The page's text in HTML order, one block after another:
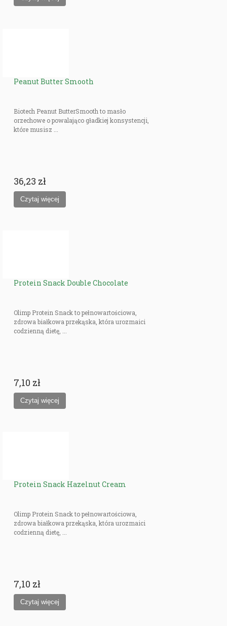
Peanut Butter Smooth
Biotech Peanut ButterSmooth to masło
orzechowe o powalająco gładkiej konsystencji,
które musisz ...
36,23 zł
Protein Snack Double Chocolate
Olimp Protein Snack to pełnowartościowa,
zdrowa białkowa przekąska, która urozmaici
codzienną dietę, ...
7,10 zł
Protein Snack Hazelnut Cream
Olimp Protein Snack to pełnowartościowa,
zdrowa białkowa przekąska, która urozmaici
codzienną dietę, ...
7,10 zł